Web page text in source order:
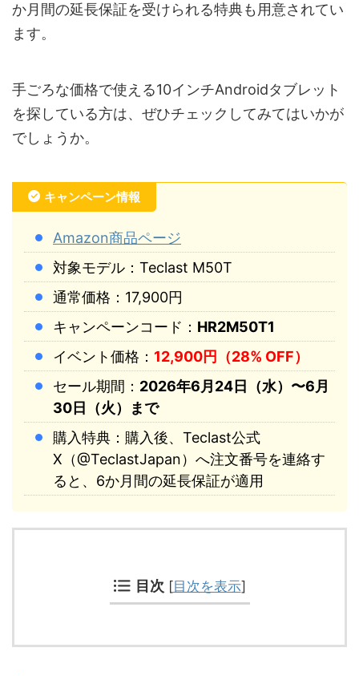
か月間の延長保証を受けられる特典も用意されてい
ます。
手ごろな価格で使える10インチAndroidタブレット
を探している方は、ぜひチェックしてみてはいかが
でしょうか。
キャンペーン情報
Amazon商品ページ
対象モデル：Teclast M50T
通常価格：17,900円
キャンペーンコード： HR2M50T1
イベント価格： 12,900円（28% OFF）
セール期間： 2026年6月24日（水）〜6月
30日（火）まで
購入特典：購入後、Teclast公式
X（@TeclastJapan）へ注文番号を連絡す
ると、6か月間の延長保証が適用
目次 [目次を表示]